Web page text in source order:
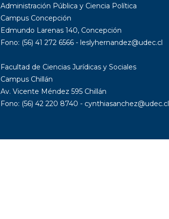
Administración Pública y Ciencia Política
Campus Concepción
Edmundo Larenas 140, Concepción
Fono: (56) 41 272 6566 - leslyhernandez@udec.cl
Facultad de Ciencias Jurídicas y Sociales
Campus Chillán
Av. Vicente Méndez 595 Chillán
Fono: (56) 42 220 8740 - cynthiasanchez@udec.cl